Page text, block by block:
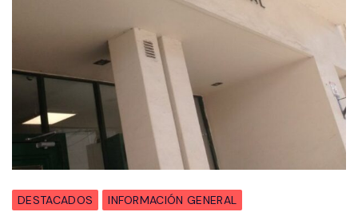
DESTACADOS INFORMACIÓN GENERAL